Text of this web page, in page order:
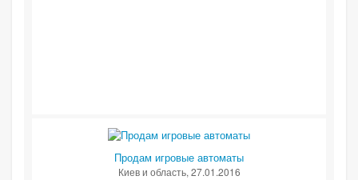
Продам игровые автоматы
Киев и область, 27.01.2016